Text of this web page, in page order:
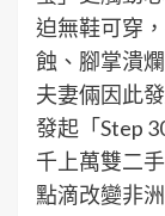
迫無鞋可穿
蝕、腳掌潰
夫妻倆因此
發起「Step
千上萬雙二
點滴改變非